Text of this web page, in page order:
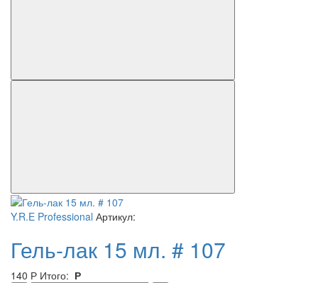
Y.R.E Professional Артикул:
Гель-лак 15 мл. # 107
140 Р Итого: Р